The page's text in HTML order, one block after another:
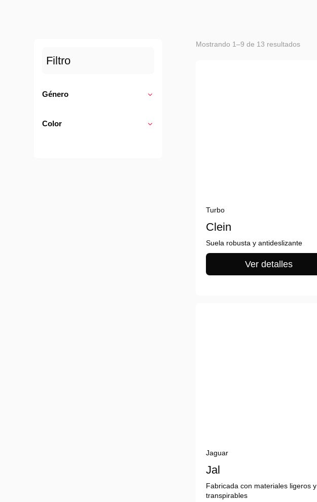
Filtro
Género
Color
Mostrando 1–9 de 13 resultados
Turbo
Clein
Suela robusta y antideslizante
Ver detalles
Jaguar
Jal
Fabricada con materiales ligeros y
transpirables